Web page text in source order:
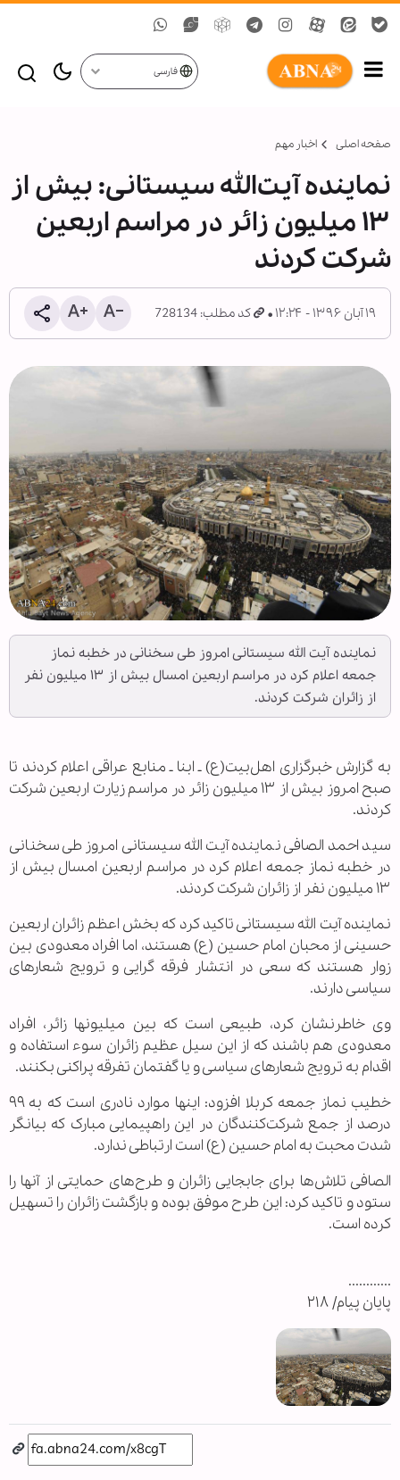
فارسی
صفحه اصلی اخبار مهم
نماینده آیت‌الله سیستانی: بیش از
۱۳ میلیون زائر در مراسم اربعین
شرکت کردند
۱۹ آبان ۱۳۹۶ - ۱۲:۲۴ کد مطلب: 728134
نماینده آیت الله سیستانی امروز طی سخنانی در خطبه نماز
جمعه اعلام کرد در مراسم اربعین امسال بیش از ۱۳ میلیون نفر
از زائران شرکت کردند.
به گزارش خبرگزاری اهل‌بیت(ع) ـ ابنا ـ منابع عراقی اعلام کردند تا
صبح امروز بیش از ۱۳ میلیون زائر در مراسم زیارت اربعین شرکت
کردند.
سید احمد الصافی نماینده آیت الله سیستانی امروز طی سخنانی
در خطبه نماز جمعه اعلام کرد در مراسم اربعین امسال بیش از
۱۳ میلیون نفر از زائران شرکت کردند.
نماینده آیت الله سیستانی تاکید کرد که بخش اعظم زائران اربعین
حسینی از محبان امام حسین (ع) هستند، اما افراد معدودی بین
زوار هستند که سعی در انتشار فرقه‏ گرایی و ترویج شعارهای
سیاسی دارند.
وی خاطرنشان کرد، طبیعی است که بین میلیون‎ها زائر، افراد
معدودی هم باشند که از این سیل عظیم زائران سوء استفاده و
اقدام به ترویج شعارهای سیاسی و یا گفتمان تفرقه پراکنی بکنند.
خطیب نماز جمعه کربلا افزود: اینها موارد نادری است که به ۹۹
درصد از جمع شرکت‌کنندگان در این راهپیمایی مبارک که بیانگر
شدت محبت به امام حسین (ع) است ارتباطی ندارد.
الصافی تلاش‌ها برای جابجایی زائران و طرح‌های حمایتی از آنها را
ستود و تاکید کرد: این طرح موفق بوده و بازگشت زائران را تسهیل
کرده است.
............
پایان پیام/ ۲۱۸